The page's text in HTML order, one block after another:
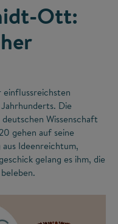
Ott:
Die
Wissenschaft
gehen auf seine
Ideenreichtum,
gelang es ihm, die